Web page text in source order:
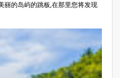
丽的岛屿的跳板,在那里您将发现